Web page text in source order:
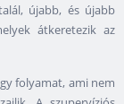
újabb, és újabb
átkeretezik az
folyamat, ami nem